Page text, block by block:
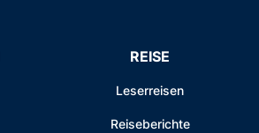
REISE
Leserreisen
Reiseberichte